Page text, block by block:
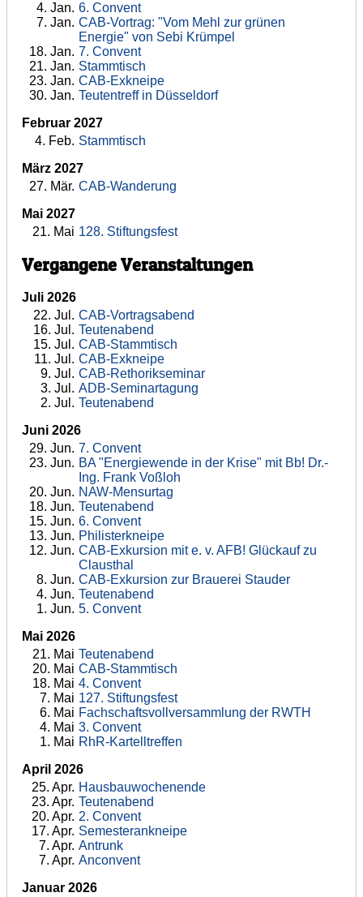
4. Jan. 6. Convent
7. Jan. CAB-Vortrag: "Vom Mehl zur grünen
Energie" von Sebi Krümpel
18. Jan. 7. Convent
21. Jan. Stammtisch
23. Jan. CAB-Exkneipe
30. Jan. Teutentreff in Düsseldorf
Februar 2027
4. Feb. Stammtisch
März 2027
27. Mär. CAB-Wanderung
Mai 2027
21. Mai 128. Stiftungsfest
Vergangene Veranstaltungen
Juli 2026
22. Jul. CAB-Vortragsabend
16. Jul. Teutenabend
15. Jul. CAB-Stammtisch
11. Jul. CAB-Exkneipe
9. Jul. CAB-Rethorikseminar
3. Jul. ADB-Seminartagung
2. Jul. Teutenabend
Juni 2026
29. Jun. 7. Convent
23. Jun. BA "Energiewende in der Krise" mit Bb! Dr.-
Ing. Frank Voßloh
20. Jun. NAW-Mensurtag
18. Jun. Teutenabend
15. Jun. 6. Convent
13. Jun. Philisterkneipe
12. Jun. CAB-Exkursion mit e. v. AFB! Glückauf zu
Clausthal
8. Jun. CAB-Exkursion zur Brauerei Stauder
4. Jun. Teutenabend
1. Jun. 5. Convent
Mai 2026
21. Mai Teutenabend
20. Mai CAB-Stammtisch
18. Mai 4. Convent
7. Mai 127. Stiftungsfest
6. Mai Fachschaftsvollversammlung der RWTH
4. Mai 3. Convent
1. Mai RhR-Kartelltreffen
April 2026
25. Apr. Hausbauwochenende
23. Apr. Teutenabend
20. Apr. 2. Convent
17. Apr. Semesterankneipe
7. Apr. Antrunk
7. Apr. Anconvent
Januar 2026